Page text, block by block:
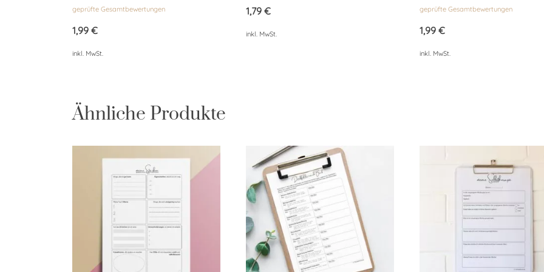
mit
von 5
geprüfte Gesamtbewertungen
1,99 €
inkl. MwSt.
von 5
1,79 €
inkl. MwSt.
mit
von 5
geprüfte Gesamtbewertungen
1,99 €
inkl. MwSt.
Ähnliche Produkte